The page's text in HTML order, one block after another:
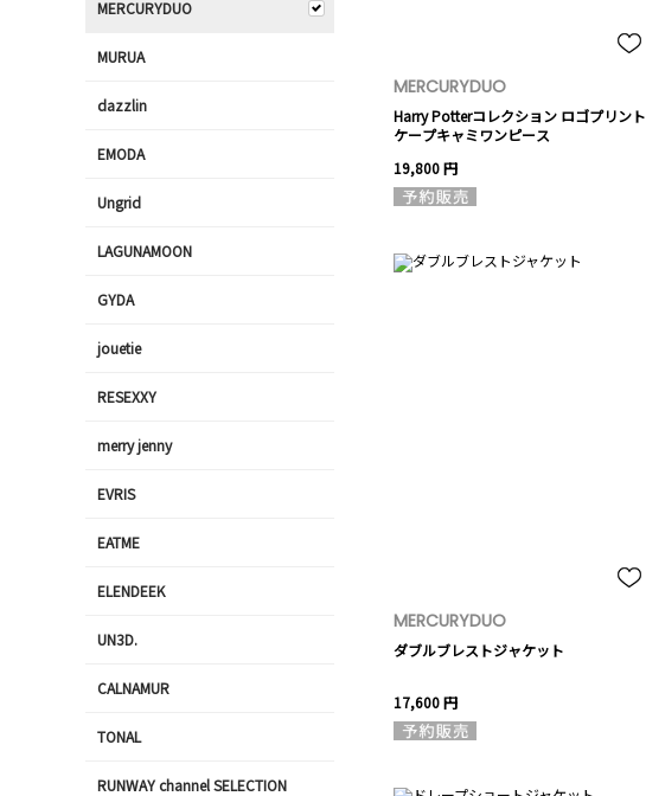
MERCURYDUO
Harry Potterコレクション ロゴプリント
ケープキャミワンピース
19,800 円
MERCURYDUO
ダブルブレストジャケット
17,600 円
MERCURYDUO
MURUA
dazzlin
EMODA
Ungrid
LAGUNAMOON
GYDA
jouetie
RESEXXY
merry jenny
EVRIS
EATME
ELENDEEK
UN3D.
CALNAMUR
TONAL
RUNWAY channel SELECTION